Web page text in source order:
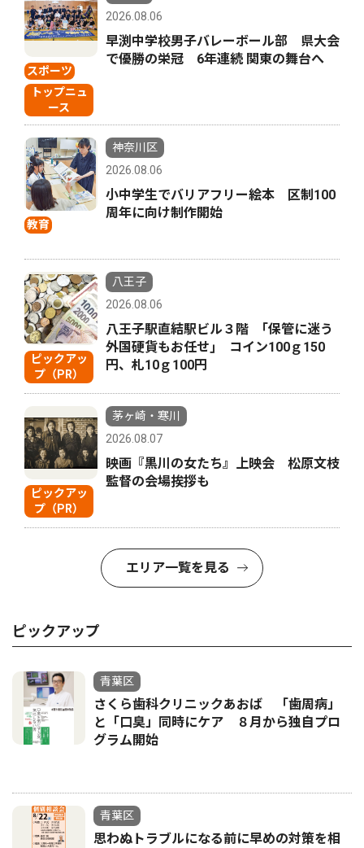
スポーツ
トップニュ
ース
2026.08.06
早渕中学校男子バレーボール部 県大会
で優勝の栄冠 6年連続 関東の舞台へ
教育
神奈川区
2026.08.06
小中学生でバリアフリー絵本 区制100
周年に向け制作開始
ピックアッ
プ（PR）
八王子
2026.08.06
八王子駅直結駅ビル３階 ｢保管に迷う
外国硬貨もお任せ｣ コイン100ｇ150
円、札10ｇ100円
ピックアッ
プ（PR）
茅ヶ崎・寒川
2026.08.07
映画『黒川の女たち』上映会 松原文枝
監督の会場挨拶も
エリア一覧を見る
ピックアップ
青葉区
さくら歯科クリニックあおば 「歯周病」
と「口臭」同時にケア ８月から独自プロ
グラム開始
青葉区
思わぬトラブルになる前に早めの対策を相